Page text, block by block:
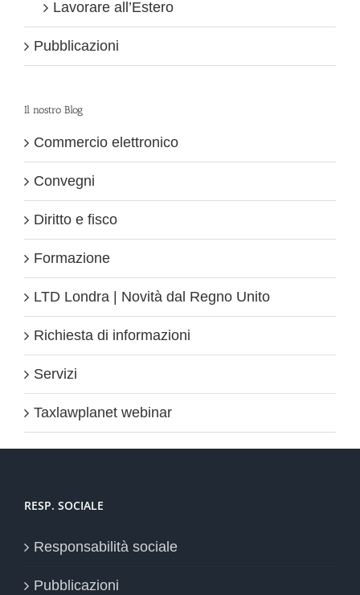
Lavorare all’Estero
Pubblicazioni
Il nostro Blog
Commercio elettronico
Convegni
Diritto e fisco
Formazione
LTD Londra | Novità dal Regno Unito
Richiesta di informazioni
Servizi
Taxlawplanet webinar
RESP. SOCIALE
Responsabilità sociale
Pubblicazioni